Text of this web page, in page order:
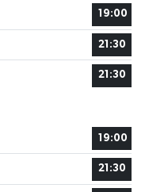
19:00
21:30
21:30
19:00
21:30